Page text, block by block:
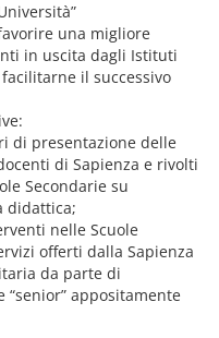
una migliore
in uscita dagli Istituti
il successivo
di presentazione delle
di Sapienza e rivolti
Secondarie su
didattica;
nelle Scuole
offerti dalla Sapienza
da parte di
“senior” appositamente